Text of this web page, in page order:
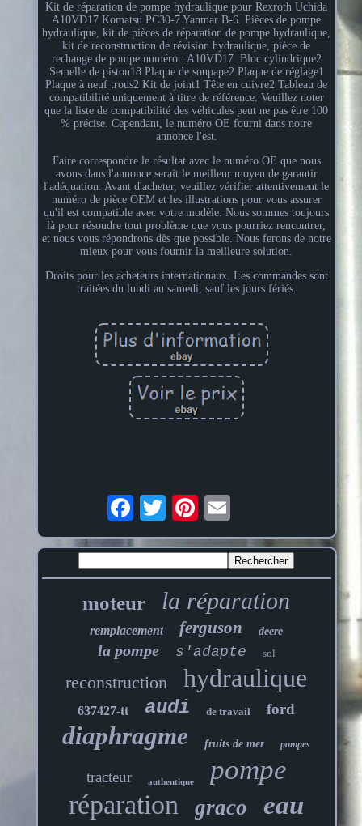
Kit de réparation de pompe hydraulique pour Rexroth Uchida
A10VD17 Komatsu PC30-7 Yanmar B-6. Pièces de pompe
hydraulique, kit de pièces de réparation de pompe hydraulique,
kit de reconstruction de révision hydraulique, pièce de
rechange de pompe numéro : A10VD17. Bloc cylindrique2
Semelle de piston18 Plaque de soupape2 Plaque de réglage1
Plaque à neuf trous2 Kit de joint1 Tête en cuivre2 Tableau de
compatibilité uniquement à titre de référence. Veuillez noter
que la liste de compatibilité des véhicules peut ne pas être 100
% précise. Cependant, le numéro OE fourni dans notre
annonce l'est.
Faire correspondre le résultat avec le numéro OE que nous
avons dans l'annonce serait le meilleur moyen de garantir
l'adéquation. Avant d'acheter, veuillez vérifier attentivement le
numéro de pièce OEM et les illustrations pour vous assurer
qu'il est compatible avec votre modèle. Nous sommes toujours
là pour résoudre tout problème que vous pourriez rencontrer,
et nous vous répondrons dès que possible. Nous ferons de notre
mieux pour vous fournir la meilleure solution.
Droits pour les acheteurs internationaux. Les commandes sont
traitées du lundi au samedi, sauf les jours fériés.
moteur la réparation
remplacement ferguson deere
la pompe s'adapte sol
reconstruction hydraulique
637427-tt audi de travail ford
diaphragme fruits de mer pompes
tracteur authentique pompe
réparation graco eau